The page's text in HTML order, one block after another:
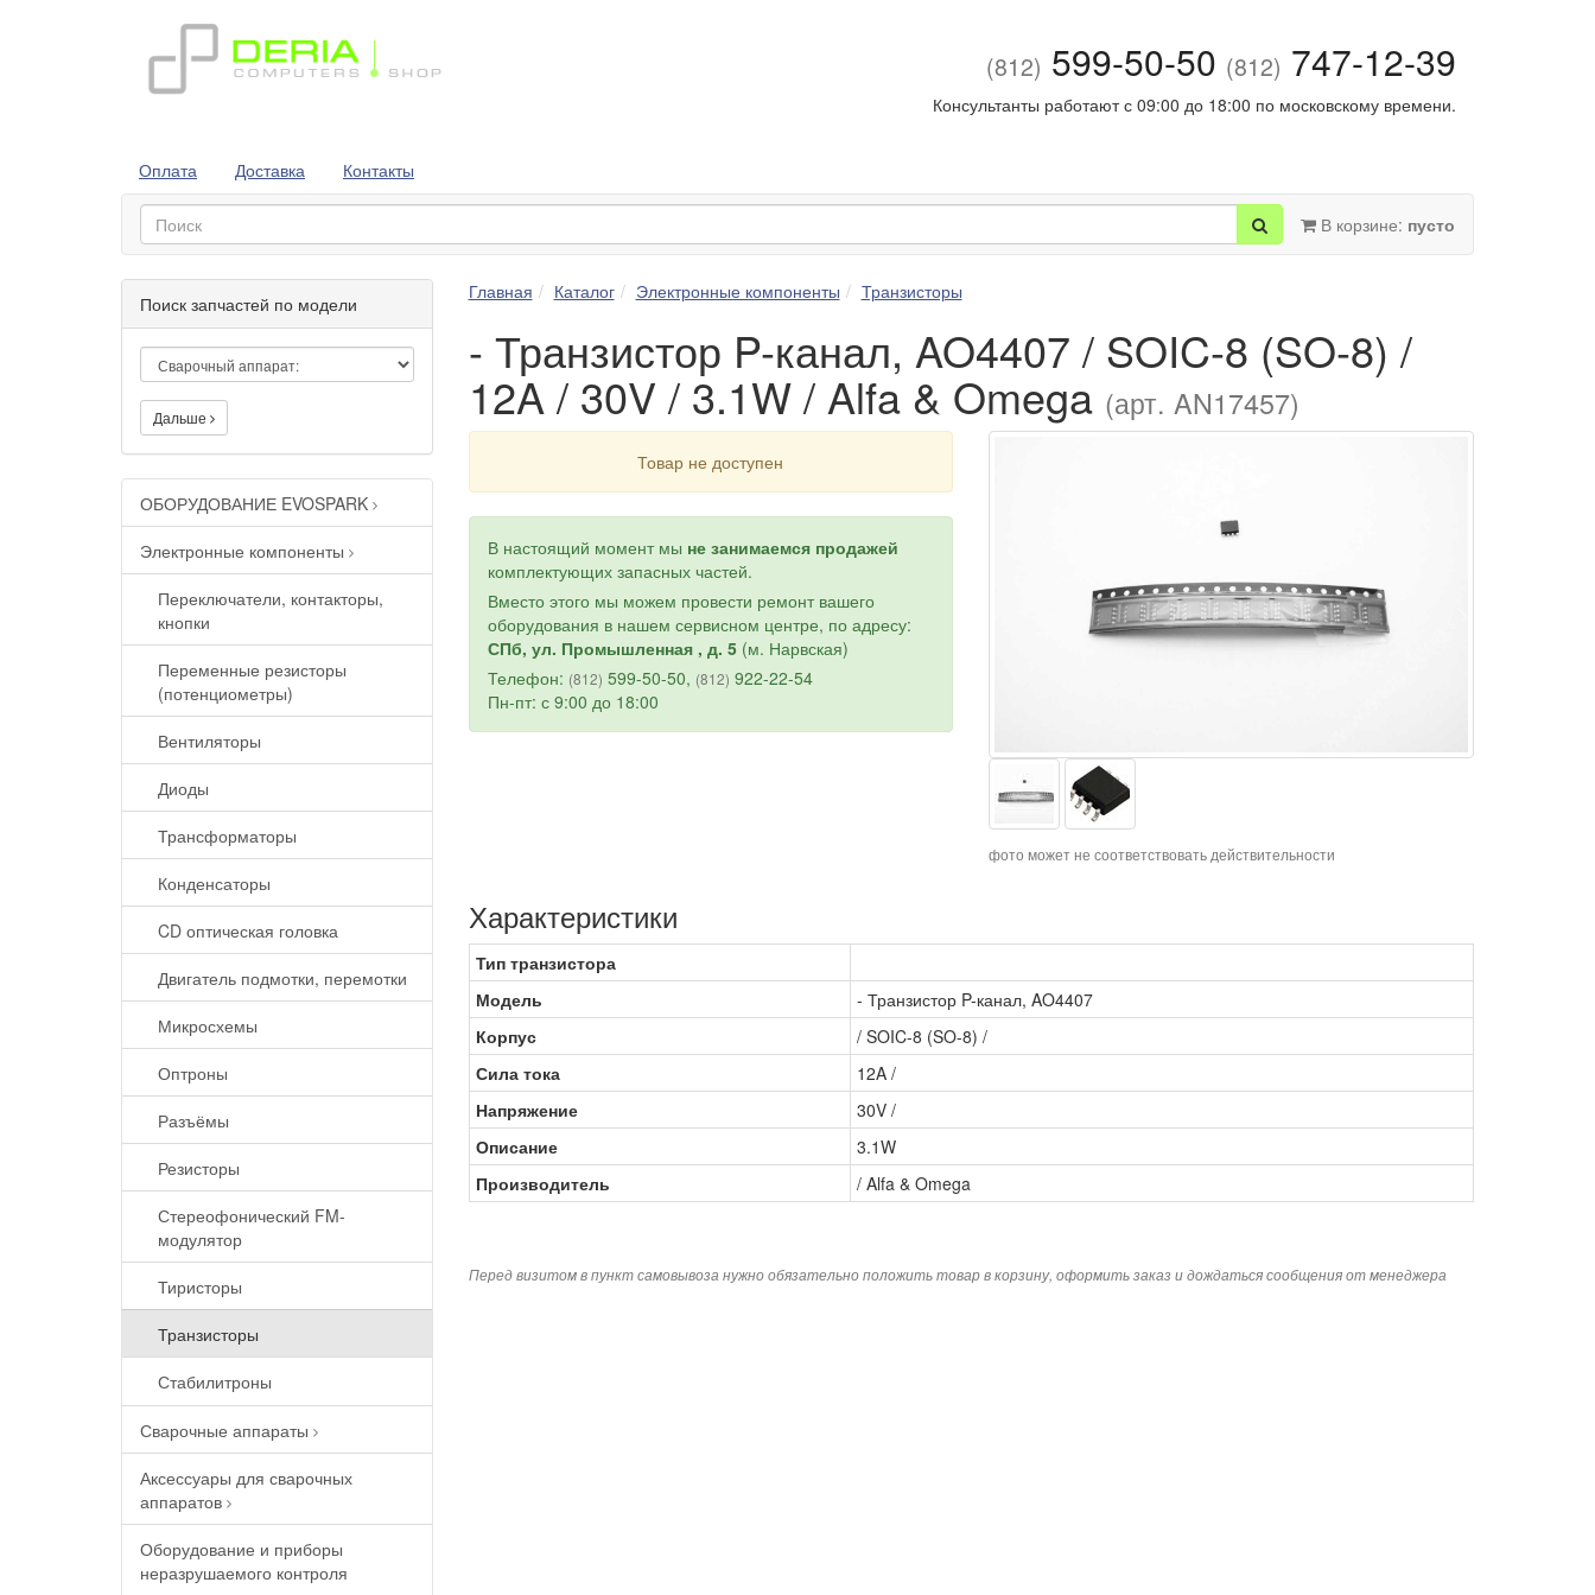
(812) 599-50-50 (812) 747-12-39
Консультанты работают с 09:00 до 18:00 по московскому времени.
Оплата Доставка Контакты
В корзине: пусто
Поиск запчастей по модели
Дальше
ОБОРУДОВАНИЕ EVOSPARK
Электронные компоненты
Переключатели, контакторы,
кнопки
Переменные резисторы
(потенциометры)
Вентиляторы
Диоды
Трансформаторы
Конденсаторы
CD оптическая головка
Двигатель подмотки, перемотки
Микросхемы
Оптроны
Разъёмы
Резисторы
Стереофонический FM-
модулятор
Тиристоры
Транзисторы
Стабилитроны
Сварочные аппараты
Аксессуары для сварочных
аппаратов
Оборудование и приборы
неразрушаемого контроля
Главная Каталог Электронные компоненты Транзисторы
- Транзистор P-канал, AO4407 / SOIC-8 (SO-8) /
12A / 30V / 3.1W / Alfa & Omega (арт. AN17457)
Товар не доступен
В настоящий момент мы не занимаемся продажей
комплектующих запасных частей.
Вместо этого мы можем провести ремонт вашего
оборудования в нашем сервисном центре, по адресу:
СПб, ул. Промышленная , д. 5(м. Нарвская)
Телефон: (812) 599-50-50, (812) 922-22-54
Пн-пт: с 9:00 до 18:00
фото может не соответствовать действительности
Характеристики
Тип транзистора
Модель
- Транзистор P-канал, AO4407
Корпус
/ SOIC-8 (SO-8) /
Сила тока
12A /
Напряжение
30V /
Описание
3.1W
Производитель
/ Alfa & Omega
Перед визитом в пункт самовывоза нужно обязательно положить товар в корзину, оформить заказ и дождаться сообщения от менеджера